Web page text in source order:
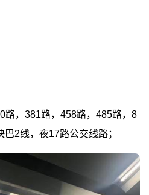
路，381路，458路，485路，8
2线，夜17路公交线路；